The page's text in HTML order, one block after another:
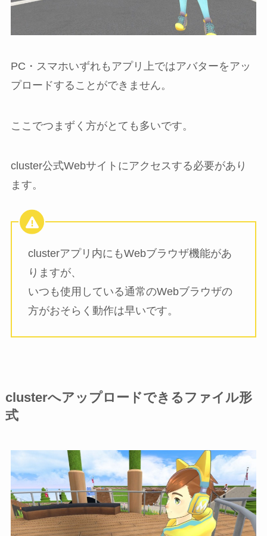
PC・スマホいずれもアプリ上ではアバターをアッ
プロードすることができません。
ここでつまずく方がとても多いです。
cluster公式Webサイトにアクセスする必要があり
ます。
clusterアプリ内にもWebブラウザ機能があ
りますが、
いつも使用している通常のWebブラウザの
方がおそらく動作は早いです。
clusterへアップロードできるファイル形
式